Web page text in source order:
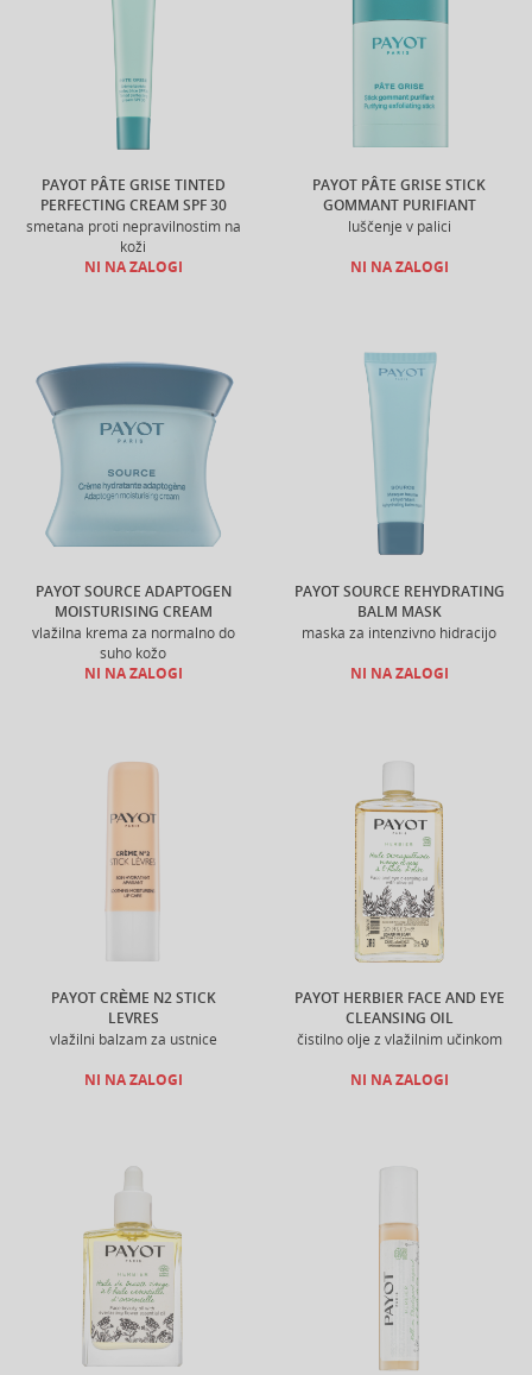
PAYOT PÂTE GRISE TINTED
PERFECTING CREAM SPF 30
smetana proti nepravilnostim na
koži
NI NA ZALOGI
PAYOT PÂTE GRISE STICK
GOMMANT PURIFIANT
luščenje v palici
NI NA ZALOGI
PAYOT SOURCE ADAPTOGEN
MOISTURISING CREAM
vlažilna krema za normalno do
suho kožo
NI NA ZALOGI
PAYOT SOURCE REHYDRATING
BALM MASK
maska za intenzivno hidracijo
NI NA ZALOGI
PAYOT CRÈME N2 STICK
LEVRES
vlažilni balzam za ustnice
NI NA ZALOGI
PAYOT HERBIER FACE AND EYE
CLEANSING OIL
čistilno olje z vlažilnim učinkom
NI NA ZALOGI